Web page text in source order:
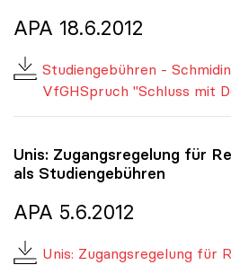
APA 18.6.2012
Studiengebühren -
VfGHSpruch "Schluss mit
Unis: Zugangsregelung für
als Studiengebühren
APA 5.6.2012
Unis: Zugangsregelung für